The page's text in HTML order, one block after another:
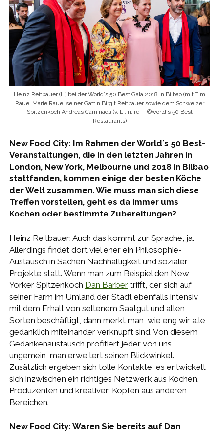
Heinz Reitbauer (li.) bei der World´s 50 Best Gala 2018 in Bilbao (mit Tim
Raue, Marie Raue, seiner Gattin Birgit Reitbauer sowie dem Schweizer
Spitzenkoch Andreas Caminada (v. Li. n. re. – ©world´s 50 Best
Restaurants)
New Food City: Im Rahmen der World´s 50 Best-
Veranstaltungen, die in den letzten Jahren in
London, New York, Melbourne und 2018 in Bilbao
stattfanden, kommen einige der besten Köche
der Welt zusammen. Wie muss man sich diese
Treffen vorstellen, geht es da immer ums
Kochen oder bestimmte Zubereitungen?
Heinz Reitbauer: Auch das kommt zur Sprache, ja.
Allerdings findet dort viel eher ein Philosophie-
Austausch in Sachen Nachhaltigkeit und sozialer
Projekte statt. Wenn man zum Beispiel den New
Yorker Spitzenkoch Dan Barbertrifft, der sich auf
seiner Farm im Umland der Stadt ebenfalls intensiv
mit dem Erhalt von seltenem Saatgut und alten
Sorten beschäftigt, dann merkt man, wie eng wir alle
gedanklich miteinander verknüpft sind. Von diesem
Gedankenaustausch profitiert jeder von uns
ungemein, man erweitert seinen Blickwinkel.
Zusätzlich ergeben sich tolle Kontakte, es entwickelt
sich inzwischen ein richtiges Netzwerk aus Köchen,
Produzenten und kreativen Köpfen aus anderen
Bereichen.
New Food City: Waren Sie bereits auf Dan